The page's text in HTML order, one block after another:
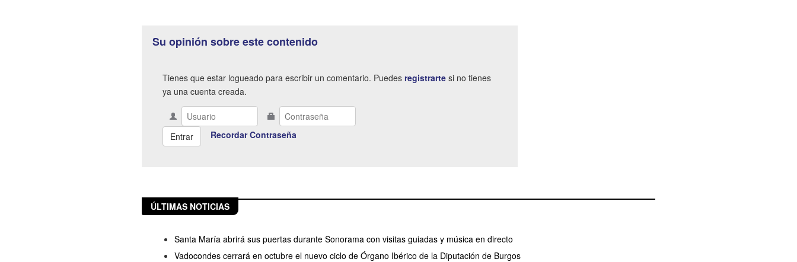
Su opinión sobre este contenido
Tienes que estar logueado para escribir un comentario. Puedes registrarte si no tienes
ya una cuenta creada.
Recordar Contraseña
ÚLTIMAS NOTICIAS
Santa María abrirá sus puertas durante Sonorama con visitas guiadas y música en directo
Vadocondes cerrará en octubre el nuevo ciclo de Órgano Ibérico de la Diputación de Burgos